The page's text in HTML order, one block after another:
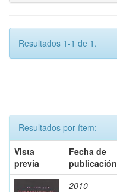
Resultados 1-1 de 1.
Resultados por ítem:
Vista
previa
Fecha de
publicación
2010